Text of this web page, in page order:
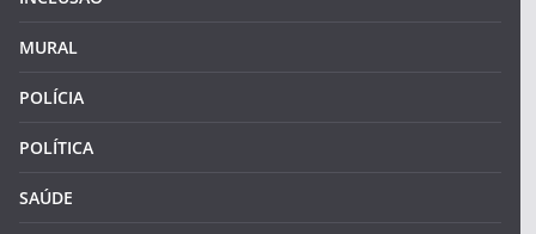
MURAL
POLÍCIA
POLÍTICA
SAÚDE